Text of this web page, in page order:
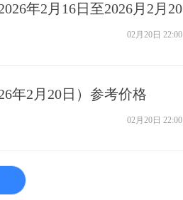
年2月16日至2026月2月20
02月20日 22:00
年2月20日）参考价格
02月20日 22:00